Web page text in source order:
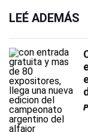
LEÉ ADEMÁS